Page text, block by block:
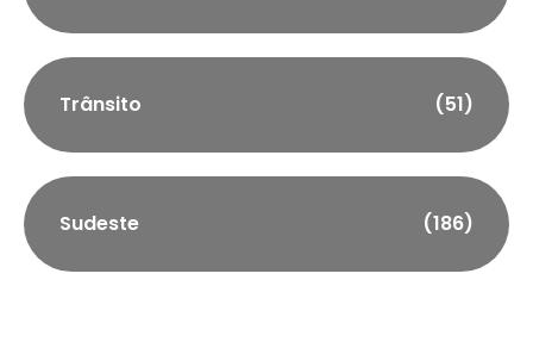
Trânsito (51)
Sudeste (186)